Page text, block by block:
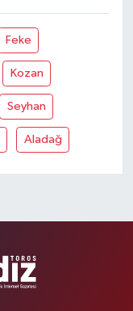
Feke
Kozan
Seyhan
Aladağ